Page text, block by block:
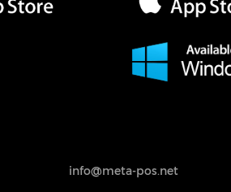
info@meta-pos.net